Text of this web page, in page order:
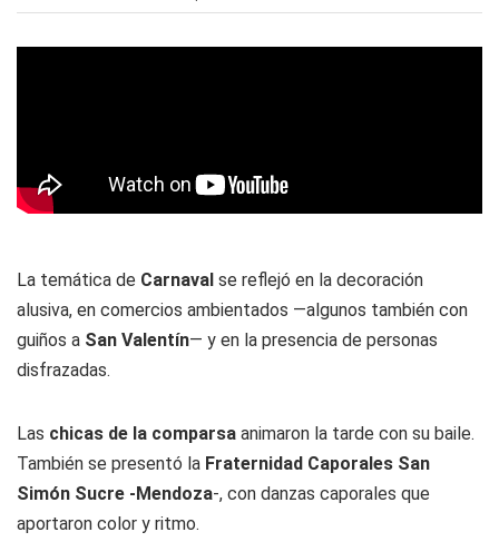
La temática de Carnaval se reflejó en la decoración
alusiva, en comercios ambientados —algunos también con
guiños a San Valentín— y en la presencia de personas
disfrazadas.
Las chicas de la comparsa animaron la tarde con su baile.
También se presentó la Fraternidad Caporales San
Simón Sucre -Mendoza-, con danzas caporales que
aportaron color y ritmo.